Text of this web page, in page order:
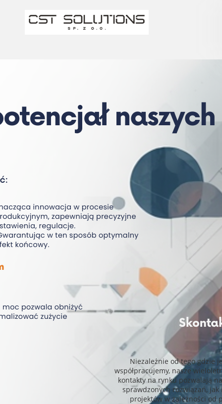
Niezależnie od tego gdzie
współpracujemy, nasze
kontakty na rynku pozwalają
sprawdzonych rozwiązań,
projektów w zależności od